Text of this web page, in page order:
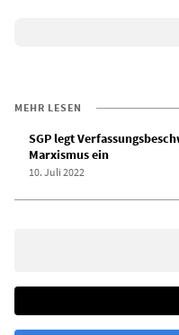
MEHR LESEN
SGP legt
Marxismus ein
10. Juli 2022